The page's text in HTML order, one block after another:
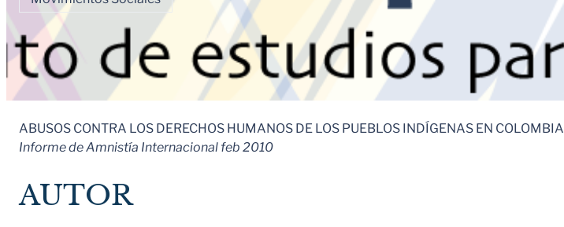
ABUSOS CONTRA LOS DERECHOS HUMANOS DE LOS PUEBLOS INDÍGENAS EN COLOMBIA
Informe de Amnistía Internacional feb 2010
AUTOR